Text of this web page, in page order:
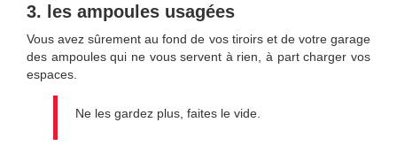
3. les ampoules usagées
Vous avez sûrement au fond de vos tiroirs et de votre garage
des ampoules qui ne vous servent à rien, à part charger vos
espaces.
Ne les gardez plus, faites le vide.